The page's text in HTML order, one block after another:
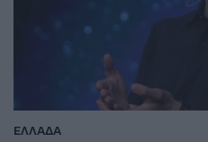
ΕΛΛΑΔΑ